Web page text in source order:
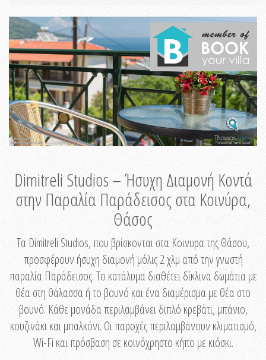
Dimitreli Studios – Ήσυχη Διαμονή Κοντά
στην Παραλία Παράδεισος στα Κοινύρα,
Θάσος
Τα Dimitreli Studios, που βρίσκονται στα Κοινυρα της Θάσου,
προσφέρουν ήσυχη διαμονή μόλις 2 χλμ από την γνωστή
παραλία Παράδεισος. Το κατάλυμα διαθέτει δίκλινα δωμάτια με
θέα στη θάλασσα ή το βουνό και ένα διαμέρισμα με θέα στο
βουνό. Κάθε μονάδα περιλαμβάνει διπλό κρεβάτι, μπάνιο,
κουζινάκι και μπαλκόνι. Οι παροχές περιλαμβάνουν κλιματισμό,
Wi-Fi και πρόσβαση σε κοινόχρηστο κήπο με κιόσκι.